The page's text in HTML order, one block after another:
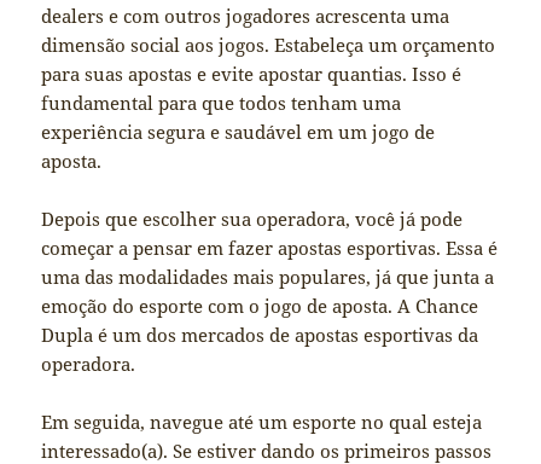
dealers e com outros jogadores acrescenta uma
dimensão social aos jogos. Estabeleça um orçamento
para suas apostas e evite apostar quantias. Isso é
fundamental para que todos tenham uma
experiência segura e saudável em um jogo de
aposta.
Depois que escolher sua operadora, você já pode
começar a pensar em fazer apostas esportivas. Essa é
uma das modalidades mais populares, já que junta a
emoção do esporte com o jogo de aposta. A Chance
Dupla é um dos mercados de apostas esportivas da
operadora.
Em seguida, navegue até um esporte no qual esteja
interessado(a). Se estiver dando os primeiros passos